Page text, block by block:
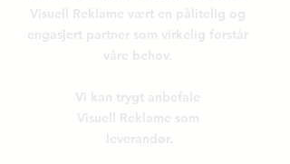
Visuell Reklame vært en pålitelig og
engasjert partner som virkelig forstår
våre behov.
Vi kan trygt anbefale
Visuell Reklame som
leverandør.